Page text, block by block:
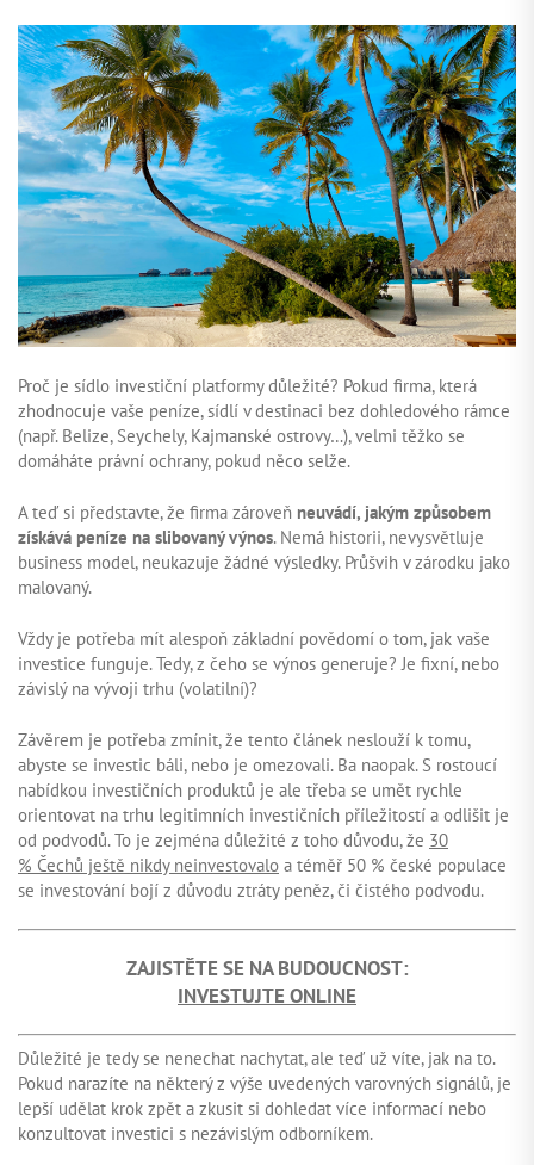
Proč je sídlo investiční platformy důležité? Pokud firma, která
zhodnocuje vaše peníze, sídlí v destinaci bez dohledového rámce
(např. Belize, Seychely, Kajmanské ostrovy…), velmi těžko se
domáháte právní ochrany, pokud něco selže.
A teď si představte, že firma zároveň neuvádí, jakým způsobem
získává peníze na slibovaný výnos. Nemá historii, nevysvětluje
business model, neukazuje žádné výsledky. Průšvih v zárodku jako
malovaný.
Vždy je potřeba mít alespoň základní povědomí o tom, jak vaše
investice funguje. Tedy, z čeho se výnos generuje? Je fixní, nebo
závislý na vývoji trhu (volatilní)?
Závěrem je potřeba zmínit, že tento článek neslouží k tomu,
abyste se investic báli, nebo je omezovali. Ba naopak. S rostoucí
nabídkou investičních produktů je ale třeba se umět rychle
orientovat na trhu legitimních investičních příležitostí a odlišit je
od podvodů. To je zejména důležité z toho důvodu, že 30
% Čechů ještě nikdy neinvestovalo a téměř 50 % české populace
se investování bojí z důvodu ztráty peněz, či čistého podvodu.
ZAJISTĚTE SE NA BUDOUCNOST:
INVESTUJTE ONLINE
Důležité je tedy se nenechat nachytat, ale teď už víte, jak na to.
Pokud narazíte na některý z výše uvedených varovných signálů, je
lepší udělat krok zpět a zkusit si dohledat více informací nebo
konzultovat investici s nezávislým odborníkem.